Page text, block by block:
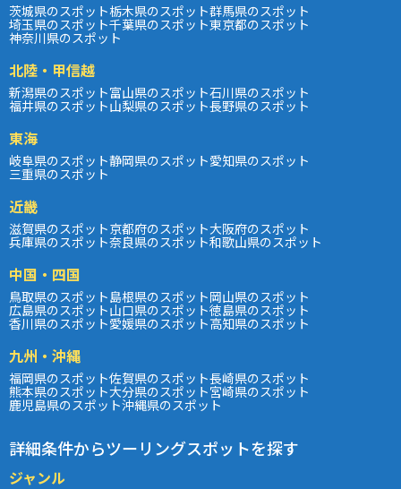
茨城県のスポット栃木県のスポット群馬県のスポット
埼玉県のスポット千葉県のスポット東京都のスポット
神奈川県のスポット
北陸・甲信越
新潟県のスポット富山県のスポット石川県のスポット
福井県のスポット山梨県のスポット長野県のスポット
東海
岐阜県のスポット静岡県のスポット愛知県のスポット
三重県のスポット
近畿
滋賀県のスポット京都府のスポット大阪府のスポット
兵庫県のスポット奈良県のスポット和歌山県のスポット
中国・四国
鳥取県のスポット島根県のスポット岡山県のスポット
広島県のスポット山口県のスポット徳島県のスポット
香川県のスポット愛媛県のスポット高知県のスポット
九州・沖縄
福岡県のスポット佐賀県のスポット長崎県のスポット
熊本県のスポット大分県のスポット宮崎県のスポット
鹿児島県のスポット沖縄県のスポット
詳細条件からツーリングスポットを探す
ジャンル